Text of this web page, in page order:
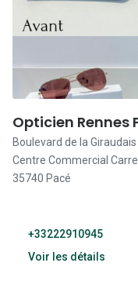
Opticien Rennes
Boulevard de la Giraudais
Centre Commercial
35740 Pacé
+33222910945
Voir les détails